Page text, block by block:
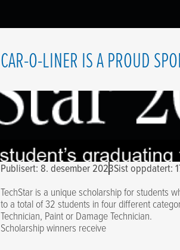
CAR-O-LINER IS A PROUD
Publisert: 8. desember 2023Sist oppdatert:
TechStar is a unique scholarship for students
to a total of 32 students in four different
Technician, Paint or Damage Technician.
Scholarship winners receive